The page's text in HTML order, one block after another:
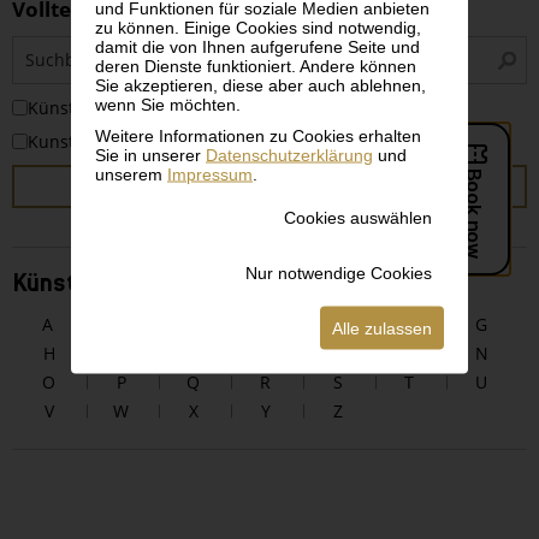
und Funktionen für soziale Medien anbieten
zu können. Einige Cookies sind notwendig,
damit die von Ihnen aufgerufene Seite und
deren Dienste funktioniert. Andere können
Sie akzeptieren, diese aber auch ablehnen,
wenn Sie möchten.
Weitere Informationen zu Cookies erhalten
Sie in unserer Datenschutzerklärung und
unserem Impressum
Cookies auswählen
Nur notwendige Cookies
Alle zulassen
Volltextsuche
KünstlerInnen
Kunstwerke
SUCHEN
KünstlerInnen alphabetisch
A E F
G
H
L M
N
O
P Q R S T
U
V
W X Y Z